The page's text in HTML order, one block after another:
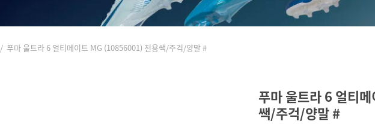
/ 푸마 울트라 6 얼티메이트 MG (10856001) 전용쌕/주걱/양말 #
푸마 울트라 6 얼티
쌕/주걱/양말 #